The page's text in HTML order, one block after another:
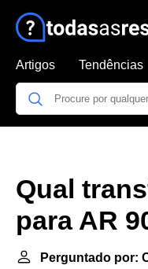
Artigos Tendências
Qual
para AR
Perguntado por: